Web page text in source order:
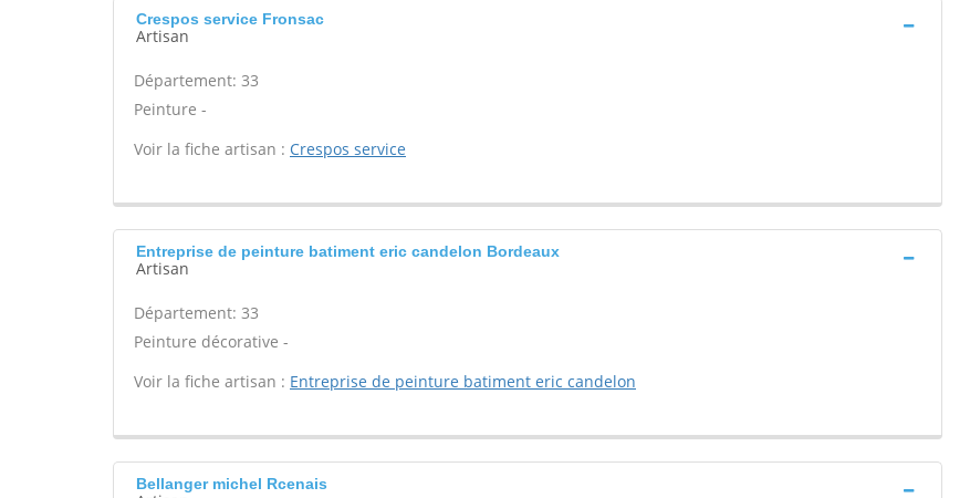
Crespos service Fronsac
Artisan
Département: 33
Peinture -
Voir la fiche artisan : Crespos service
Entreprise de peinture batiment eric candelon Bordeaux
Artisan
Département: 33
Peinture décorative -
Voir la fiche artisan : Entreprise de peinture batiment eric candelon
Bellanger michel Rcenais